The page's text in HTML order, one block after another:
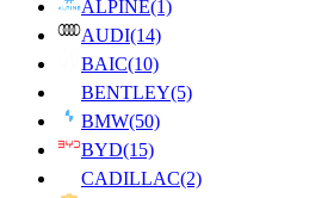
ALPINE(1)
AUDI(14)
BAIC(10)
BENTLEY(5)
BMW(50)
BYD(15)
CADILLAC(2)